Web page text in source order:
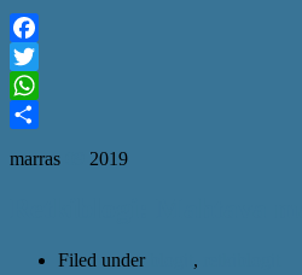
Facebook
Twitter
WhatsApp
marras 2019
Filed under ,